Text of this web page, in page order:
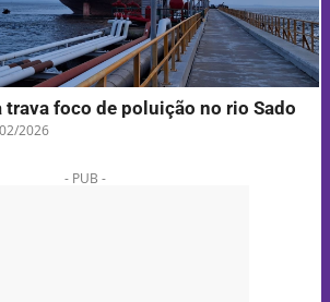
foco de poluição no rio Sado
2026
- PUB -